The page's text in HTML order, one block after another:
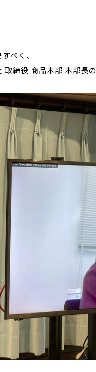
べく、
締役 商品本部 本部長